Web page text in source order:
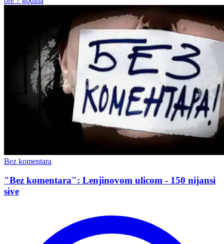
Bez komentara
"Bez komentara": Lenjinovom ulicom - 150 nijansi
sive